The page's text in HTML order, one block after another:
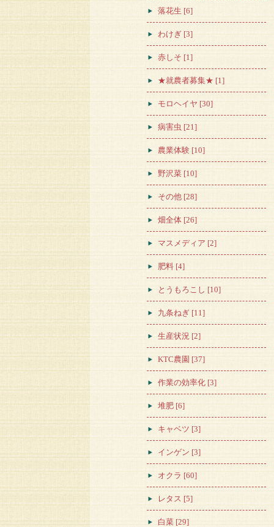
落花生 [6]
わけぎ [3]
赤しそ [1]
★就農者募集★ [1]
モロヘイヤ [30]
病害虫 [21]
農業体験 [10]
野沢菜 [10]
その他 [28]
畑全体 [26]
マスメディア [2]
肥料 [4]
とうもろこし [10]
九条ねぎ [11]
生産状況 [2]
KTC農園 [37]
作業の効率化 [3]
堆肥 [6]
キャベツ [3]
インゲン [3]
オクラ [60]
レタス [5]
白菜 [29]